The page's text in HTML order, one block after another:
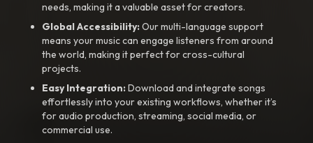
needs, making it a valuable asset for creators.
Global Accessibility:Our multi-language support
means your music can engage listeners from around
the world, making it perfect for cross-cultural
projects.
Easy Integration:Download and integrate songs
effortlessly into your existing workflows, whether it’s
for audio production, streaming, social media, or
commercial use.